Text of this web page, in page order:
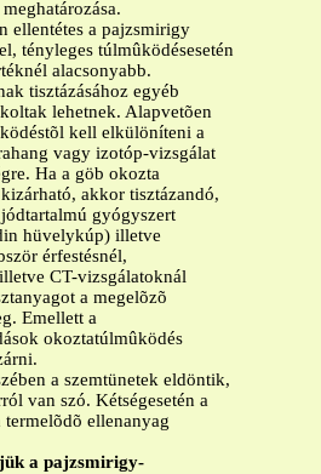
ellentétes a pajzsmirigy
tényleges túlmûködésesetén
alacsonyabb.
tisztázásához egyéb
lehetnek. Alapvetõen
kell elkülöníteni a
vagy izotóp-vizsgálat
Ha a göb okozta
akkor tisztázandó,
gyógyszert
hüvelykúp) illetve
érfestésnél,
CT-vizsgálatoknál
a megelõzõ
Emellett a
okoztatúlmûködés
a szemtünetek eldöntik,
van szó. Kétségesetén a
ellenanyag
a pajzsmirigy-